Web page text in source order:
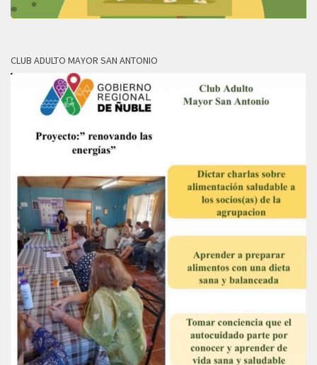
CLUB ADULTO MAYOR SAN ANTONIO